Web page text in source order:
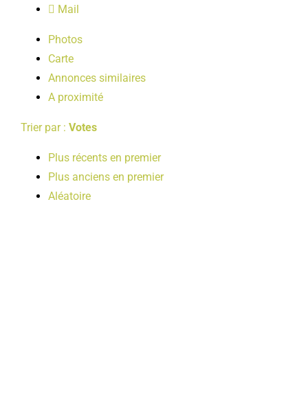
LOISIRS
PUBLICATIONS
Mail
Photos
Carte
Annonces similaires
A proximité
Trier par : Votes
Plus récents en premier
Plus anciens en premier
Aléatoire